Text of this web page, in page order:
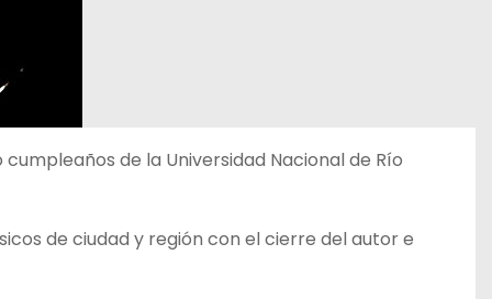
de la Universidad Nacional de Río
de ciudad y región con el cierre del autor e